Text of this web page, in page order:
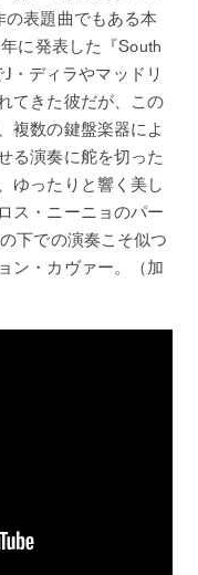
表題曲でもある本
に発表した『South
・ディラやマッドリ
てきた彼だが、この
複数の鍵盤楽器によ
る演奏に舵を切った
ゆったりと響く美し
ス・ニーニョのパー
下での演奏こそ似つ
ン・カヴァー。（加